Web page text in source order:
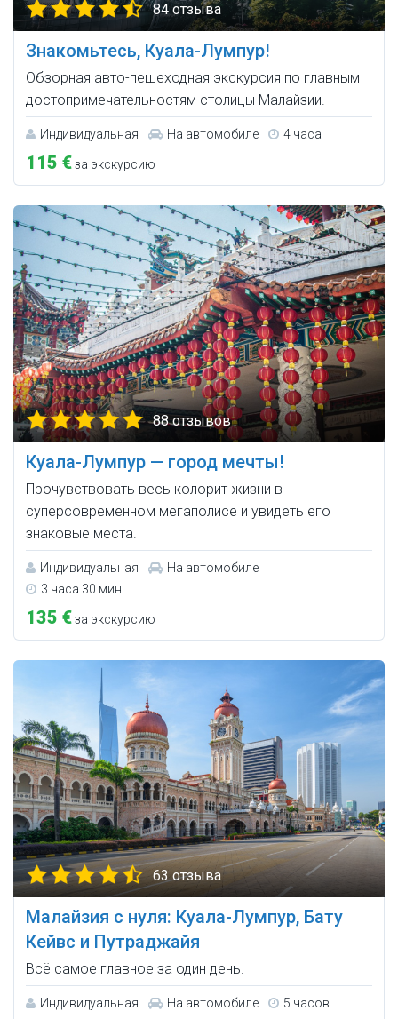
84 отзыва
Знакомьтесь, Куала-Лумпур!
Обзорная авто-пешеходная экскурсия по главным
достопримечательностям столицы Малайзии.
Индивидуальная На автомобиле 4 часа
115 €за экскурсию
88 отзывов
Куала-Лумпур — город мечты!
Прочувствовать весь колорит жизни в
суперсовременном мегаполисе и увидеть его
знаковые места.
Индивидуальная
На автомобиле
3 часа 30 мин.
135 €за экскурсию
63 отзыва
Малайзия с нуля: Куала-Лумпур, Бату
Кейвс и Путраджайя
Всё самое главное за один день.
Индивидуальная На автомобиле 5 часов